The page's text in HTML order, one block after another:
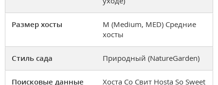
Размер хосты
M (Medium, MED) Средние
хосты
Стиль сада Природный (NatureGarden)
Поисковые данные
Хоста Со Свит Hosta So Sweet